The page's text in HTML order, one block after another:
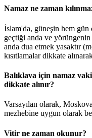
Namaz ne zaman
İslam'da, güneşin hem gün
geçtiği anda ve
anda dua etmek yasaktır
kısıtlamalar dikkate
Balıklava için namaz
dikkate alınır?
Varsayılan olarak,
mezhebine uygun olarak
Vitir ne zaman okunur?